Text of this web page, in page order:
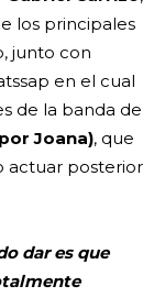
los principales
junto con
en el cual
de la banda de
Joana), que
actuar posterior
dar es que